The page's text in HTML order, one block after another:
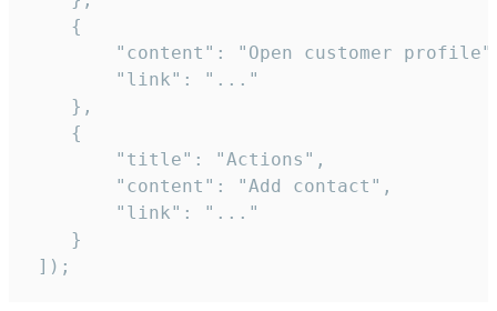
    {
"content": "Open customer
        "link": "..."
    },
    {
        "title": "Actions",
        "content": "Add contact",
        "link": "..."
    }
]);